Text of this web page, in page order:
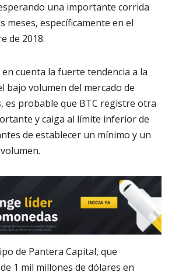
una importante corrida
meses, específicamente en el
de 2018.
cuenta la fuerte tendencia a la
bajo volumen del mercado de
es probable que BTC registre otra
y caiga al límite inferior de
de establecer un mínimo y un
de Pantera Capital, que
1 mil millones de dólares en